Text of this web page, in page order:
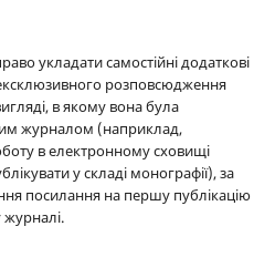
укладати самостійні додаткові
розповсюдження
в якому вона була
журналом (наприклад,
в електронному сховищі
у складі монографії), за
посилання на першу публікацію